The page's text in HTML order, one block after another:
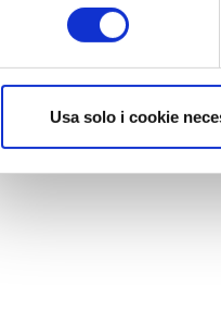
Usa solo i cookie